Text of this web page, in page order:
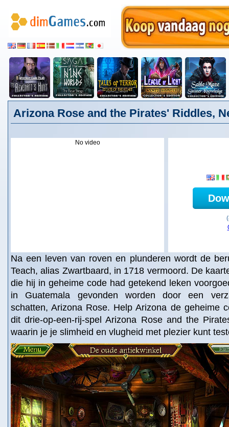
Arizona Rose and the Pirates' Riddles,
No video
Na een leven van roven en plunderen wordt de
Teach, alias Zwartbaard, in 1718 vermoord. De
die hij in geheime code had getekend leken
in Guatemala gevonden worden door een
schatten, Arizona Rose. Help Arizona de geheime
dit drie-op-een-rij-spel Arizona Rose and the
waarin je je slimheid en vlugheid met plezier kunt